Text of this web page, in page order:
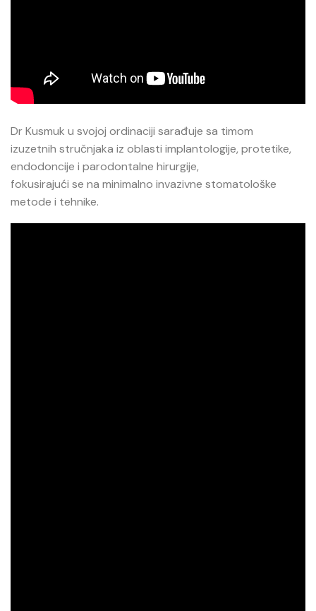
Dr Kusmuk u svojoj ordinaciji sarađuje sa timom
izuzetnih stručnjaka iz oblasti implantologije, protetike,
endodoncije i parodontalne hirurgije,
fokusirajući se na minimalno invazivne stomatološke
metode i tehnike.